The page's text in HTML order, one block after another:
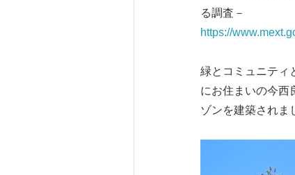
る調査－
https://
緑とコミュニティ
にお住まいの今西
ゾンを建築されま